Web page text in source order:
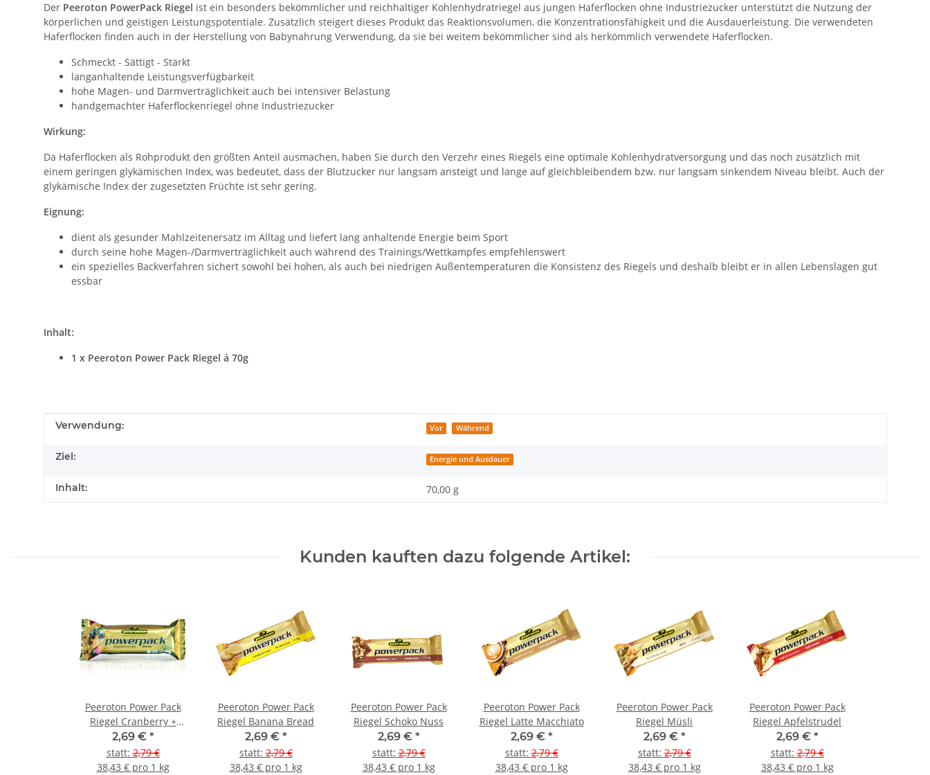
Der Peeroton PowerPack Riegel ist ein besonders bekömmlicher und reichhaltiger Kohlenhydratriegel aus jungen Haferflocken ohne Industriezucker unterstützt die Nutzung der
körperlichen und geistigen Leistungspotentiale. Zusätzlich steigert dieses Produkt das Reaktionsvolumen, die Konzentrationsfähigkeit und die Ausdauerleistung. Die verwendeten
Haferflocken finden auch in der Herstellung von Babynahrung Verwendung, da sie bei weitem bekömmlicher sind als herkömmlich verwendete Haferflocken.
Schmeckt - Sättigt - Stärkt
langanhaltende Leistungsverfügbarkeit
hohe Magen- und Darmverträglichkeit auch bei intensiver Belastung
handgemachter Haferflockenriegel ohne Industriezucker
Wirkung:
Da Haferflocken als Rohprodukt den größten Anteil ausmachen, haben Sie durch den Verzehr eines Riegels eine optimale Kohlenhydratversorgung und das noch zusätzlich mit
einem geringen glykämischen Index, was bedeutet, dass der Blutzucker nur langsam ansteigt und lange auf gleichbleibendem bzw. nur langsam sinkendem Niveau bleibt. Auch der
glykämische Index der zugesetzten Früchte ist sehr gering.
Eignung:
dient als gesunder Mahlzeitenersatz im Alltag und liefert lang anhaltende Energie beim Sport
durch seine hohe Magen-/Darmverträglichkeit auch während des Trainings/Wettkampfes empfehlenswert
ein spezielles Backverfahren sichert sowohl bei hohen, als auch bei niedrigen Außentemperaturen die Konsistenz des Riegels und deshalb bleibt er in allen Lebenslagen gut
essbar
Inhalt:
1 x Peeroton Power Pack Riegel á 70g
Produkteigenschaft
Wert
Verwendung: Vor Während
Ziel: Energie und Ausdauer
Inhalt: 70,00 g
Kunden kauften dazu folgende Artikel:
Peeroton Power Pack
Riegel Cranberry +
Blueberry
2,69 € *
statt:2,79 €
38,43 € pro 1 kg
Peeroton Power Pack
Riegel Banana Bread
2,69 € *
statt:2,79 €
38,43 € pro 1 kg
Peeroton Power Pack
Riegel Schoko Nuss
2,69 € *
statt:2,79 €
38,43 € pro 1 kg
Peeroton Power Pack
Riegel Latte Macchiato
2,69 € *
statt:2,79 €
38,43 € pro 1 kg
Peeroton Power Pack
Riegel Müsli
2,69 € *
statt:2,79 €
38,43 € pro 1 kg
Peeroton Power Pack
Riegel Apfelstrudel
2,69 € *
statt:2,79 €
38,43 € pro 1 kg